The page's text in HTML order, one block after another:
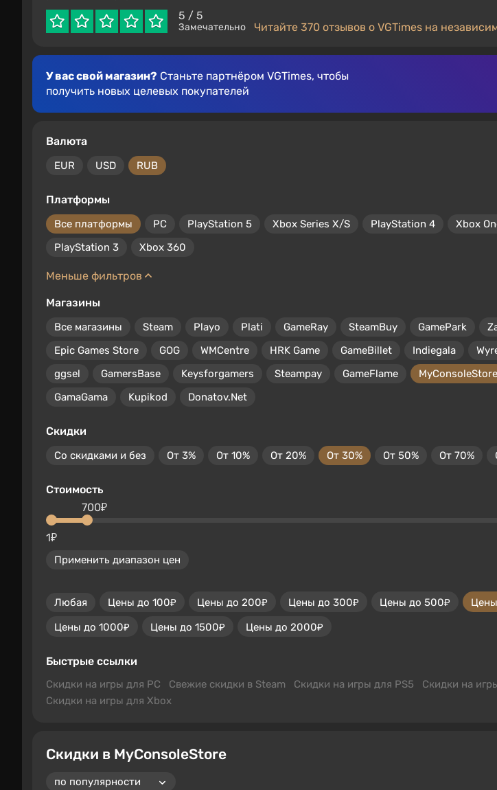
5 / 5
Замечательно Читайте 370 отзывов о VGTimes на
У вас свой магазин? Станьте партнёром VGTimes, чтобы
получить новых целевых покупателей
Валюта
EUR USD RUB
Платформы
Все платформы PC PlayStation 5 Xbox Series X/S PlayStation 4 Xbox
PlayStation 3
Xbox 360
Меньше фильтров
Магазины
Все магазины Steam Playo Plati GameRay SteamBuy GamePark
Epic Games Store
GOG WMCentre HRK Game GameBillet Indiegala
ggsel
GamersBase Keysforgamers Steampay GameFlame MyConsoleStore
GamaGama
Kupikod Donatov.Net
Скидки
Со скидками и без От 3% От 10% От 20% От 30% От 50% От 70%
Стоимость
1₽
700₽
Применить диапазон цен
Любая Цены до 100₽ Цены до 200₽ Цены до 300₽ Цены до 500₽
Цены до 1000₽
Цены до 1500₽ Цены до 2000₽
Быстрые ссылки
Скидки на игры для PC Свежие скидки в Steam Скидки на игры для PS5
Скидки на
Скидки на игры для Xbox
Скидки в MyConsoleStore